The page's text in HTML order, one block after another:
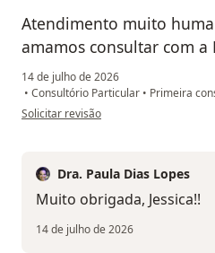
Atendimento muito
amamos consultar com a
14 de julho de 2026
• Consultório Particular • Primeira
na opinião do utilizador Jessica Miranda
Solicitar revisão
Dra. Paula Dias Lopes
Muito obrigada, Jessica!!
14 de julho de 2026